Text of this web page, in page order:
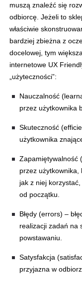
muszą znaleźć się
odbiorcę. Jeżeli to
właściwie
bardziej zbieżna z
docelowej, tym
internetowe UX
„użyteczności”:
Nauczalność
przez użytkownika
Skuteczność
użytkownika
Zapamiętywalność
przez użytkownika,
jak z niej
od początku.
Błędy (errors) –
realizacji zadań na
powstawaniu.
Satysfakcja
przyjazna w